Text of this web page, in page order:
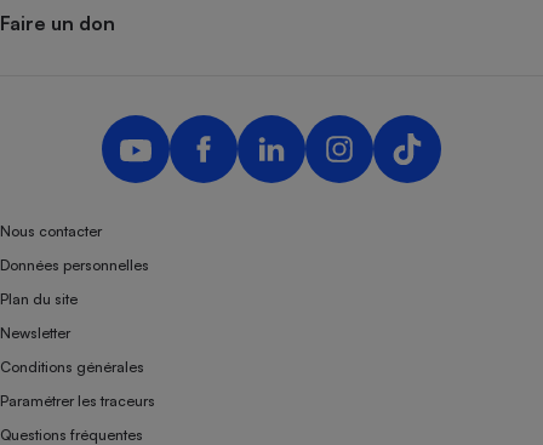
Faire un don
Nous contacter
Données personnelles
Plan du site
Newsletter
Conditions générales
Paramétrer les traceurs
Questions fréquentes